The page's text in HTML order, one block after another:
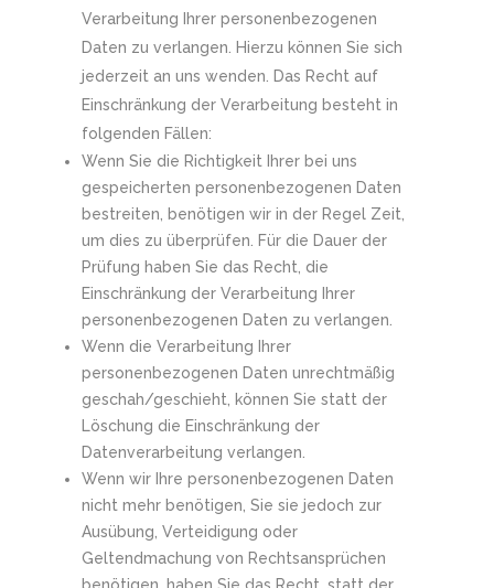
Verarbeitung Ihrer personenbezogenen
Daten zu verlangen. Hierzu können Sie sich
jederzeit an uns wenden. Das Recht auf
Einschränkung der Verarbeitung besteht in
folgenden Fällen:
Wenn Sie die Richtigkeit Ihrer bei uns
gespeicherten personenbezogenen Daten
bestreiten, benötigen wir in der Regel Zeit,
um dies zu überprüfen. Für die Dauer der
Prüfung haben Sie das Recht, die
Einschränkung der Verarbeitung Ihrer
personenbezogenen Daten zu verlangen.
Wenn die Verarbeitung Ihrer
personenbezogenen Daten unrechtmäßig
geschah/geschieht, können Sie statt der
Löschung die Einschränkung der
Datenverarbeitung verlangen.
Wenn wir Ihre personenbezogenen Daten
nicht mehr benötigen, Sie sie jedoch zur
Ausübung, Verteidigung oder
Geltendmachung von Rechtsansprüchen